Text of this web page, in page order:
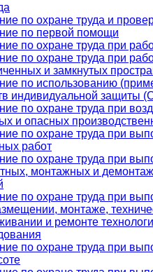
по охране труда и
по первой помощи
по охране труда при
по охране труда при
и замкнутых
по использованию
индивидуальной защиты
по охране труда при
и опасных
по охране труда при
работ
по охране труда при
монтажных и
по охране труда при
монтаже,
и ремонте
по охране труда при